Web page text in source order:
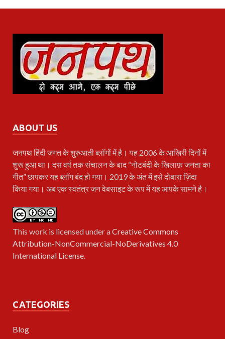
ABOUT US
जनपथहिंदी जगत के शुरुआती ब्लॉगों में है। यह 2006 के आखिरी दिनों में
शुरू हुआ था। दस वर्ष तक संचालन के बाद “नोटबंदी के खिलाफ़ जनता का
गीत” छापकर यह ब्लॉग बंद हो गया। 2019 के अंत में इसे दोबारा ज़िंदा
किया गया। अब एक स्वतंत्र जन वेबसाइट के रूप में यह आपके सामने है।
This work is licensed under aCreative Commons
Attribution-NonCommercial-NoDerivatives 4.0
International License.
CATEGORIES
Blog